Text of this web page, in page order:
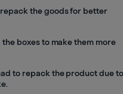
the goods for better
the boxes to make them more
to repack the product due